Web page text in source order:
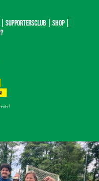
|Supportersclub|Shop|